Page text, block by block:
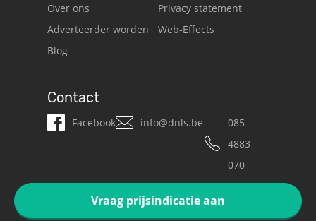
Vraag prijsindicatie aan
Over ons
Adverteerder worden
Blog
Privacy statement
Web-Effects
Contact
Facebook info@dnls.be
085
4883
070